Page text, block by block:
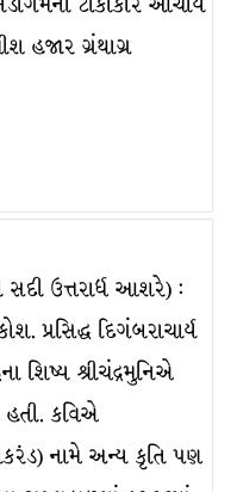
હજાર ગ્રંથાગ્ર
ઉત્તરાર્ધ આશરે) :
પ્રસિદ્ધ દિગંબરાચાર્ય
શિષ્ય શ્રીચંદ્રમુનિએ
હતી. કવિએ
નામે અન્ય કૃતિ પણ